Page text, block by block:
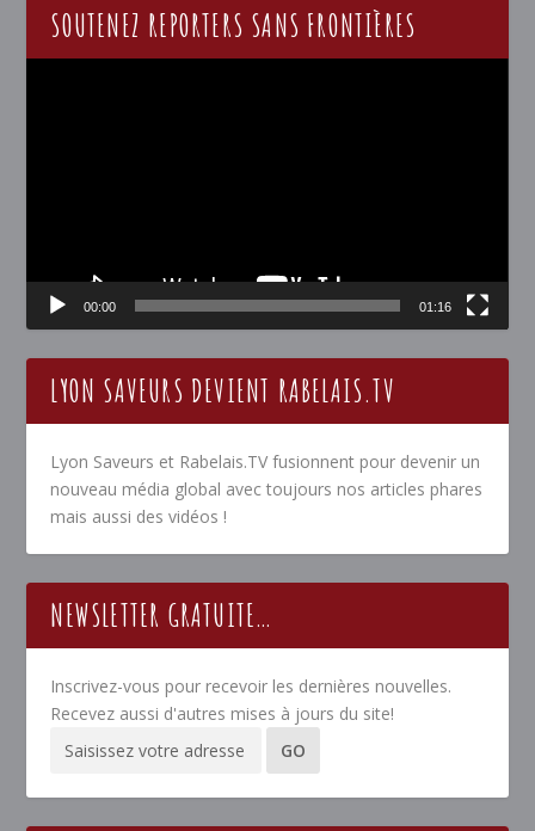
SOUTENEZ REPORTERS SANS FRONTIÈRES
00:00 01:16
LYON SAVEURS DEVIENT RABELAIS.TV
Lyon Saveurs et Rabelais.TV fusionnent pour devenir un
nouveau média global avec toujours nos articles phares
mais aussi des vidéos !
NEWSLETTER GRATUITE…
Inscrivez-vous pour recevoir les dernières nouvelles.
Recevez aussi d'autres mises à jours du site!